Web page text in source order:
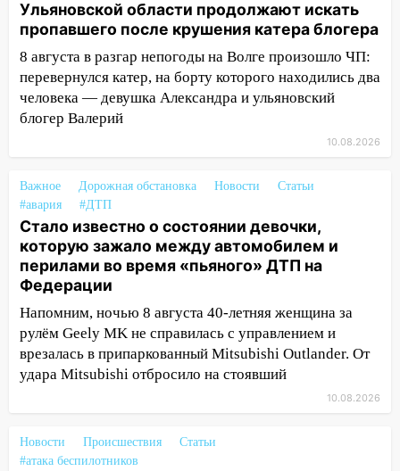
12:53 Число погибших в Нижнекамске
выросло до 13 человек, среди них есть
ребенок
12:46 Масштабные поиски на Волге: в
Ульяновской области продолжают
искать пропавшего после крушения
девочки, которую зажало между
автомобилем и перилами во время
«пьяного» ДТП на Федерации
11:29 Сергей Клопков назначен
начальником управления
административно-технического
контроля администрации Ульяновска
11:12 В Ульяновской области в огне
погиб один человек
Нижнекамск
Ульяновской области продолжают искать
пропавшего после крушения катера блогера
8 августа в разгар непогоды на Волге произошло ЧП:
перевернулся катер, на борту которого находились два
человека — девушка Александра и ульяновский
блогер Валерий
10.08.2026
Важное Дорожная обстановка Новости
Статьи
#авария
#ДТП
Стало известно о состоянии девочки,
которую зажало между автомобилем и
перилами во время «пьяного» ДТП на
Федерации
Напомним, ночью 8 августа 40-летняя женщина за
рулём Geely MK не справилась с управлением и
врезалась в припаркованный Mitsubishi Outlander. От
удара Mitsubishi отбросило на стоявший
10.08.2026
Новости Происшествия
Статьи
#атака беспилотников